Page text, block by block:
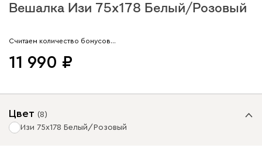
Вешалка Изи 75x178 Белый/Розовый
Считаем количество бонусов…
11 990
Цвет (8)
Изи 75x178 Белый/Розовый